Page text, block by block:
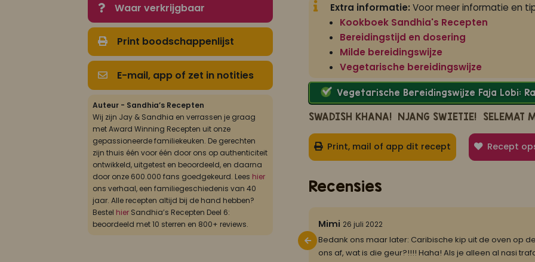
Waar verkrijgbaar
Print boodschappenlijst
E-mail, app of zet in notities
Auteur - Sandhia’s Recepten
Wij zijn Jay & Sandhia en verrassen je graag
met Award Winning Recepten uit onze
gepassioneerde familiekeuken. De gerechten
zijn thuis één voor één door ons op authenticiteit
ontwikkeld, uitgetest en beoordeeld, en daarna
door onze 600.000 fans goedgekeurd. Lees hier
ons verhaal, een familiegeschiedenis van 40
jaar. Alle recepten altijd bij de hand hebben?
Bestel hier Sandhia’s Recepten Deel 6:
beoordeeld met 10 sterren en 800+ reviews.
Extra informatie: Voor meer informatie en
Kookboek Sandhia's Recepten
Bereidingstijd en dosering
Milde bereidingswijze
Vegetarische bereidingswijze
Vegetarische Bereidingswijze Faja Lobi:
SWADISH KHANA! NJANG SWIETIE! SELEMAT
Print, mail of app dit recept Recept
Recensies
Mimi 26 juli 2022
Bedank ons maar later: Caribische kip uit de oven op
ons af, wat is die geur?!!!! Haha! Als je alleen al nasi